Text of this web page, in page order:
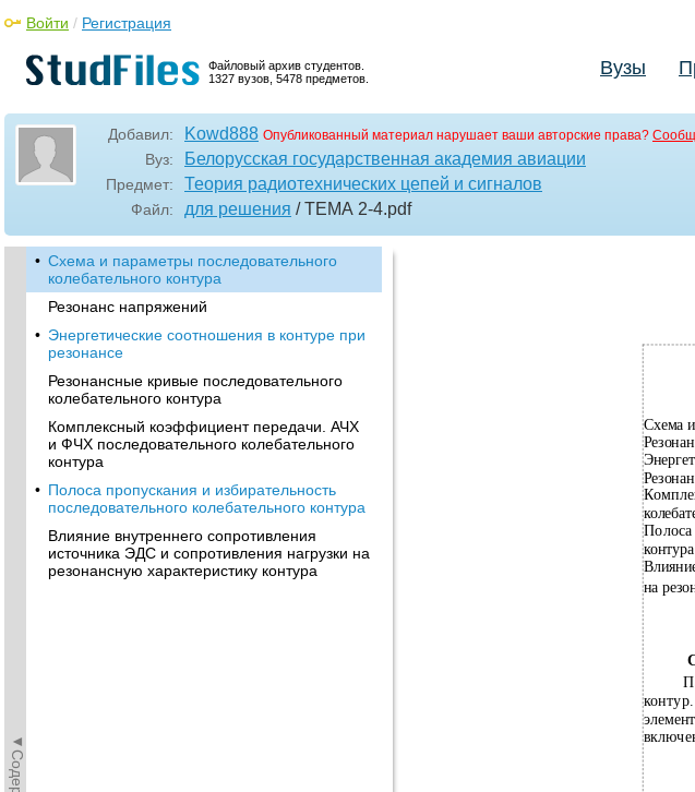
Файловый архив студентов.
1327 вузов, 5478 предметов.
Войти / Регистрация
Вузы
Добавил: Kowd888 Опубликованный материал нарушает ваши авторские права?
Вуз: Белорусская государственная академия авиации
Предмет: Теория радиотехнических цепей и сигналов
Файл: для решения / ТЕМА 2-4.pdf
• Схема и параметры последовательного
колебательного контура
Резонанс напряжений
• Энергетические соотношения в контуре при
резонансе
Резонансные кривые последовательного
колебательного контура
Комплексный коэффициент передачи. АЧХ
и ФЧХ последовательного колебательного
контура
• Полоса пропускания и избирательность
последовательного колебательного контура
Влияние внутреннего сопротивления
источника ЭДС и сопротивления нагрузки на
резонансную характеристику контура
Схема
Полоса
на